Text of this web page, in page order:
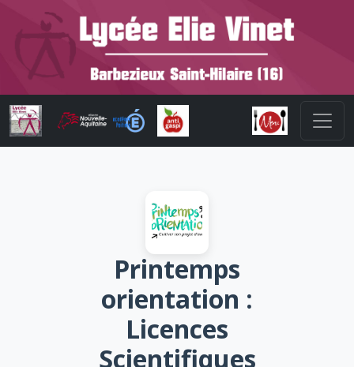
Printemps
orientation :
Licences
Scientifiques